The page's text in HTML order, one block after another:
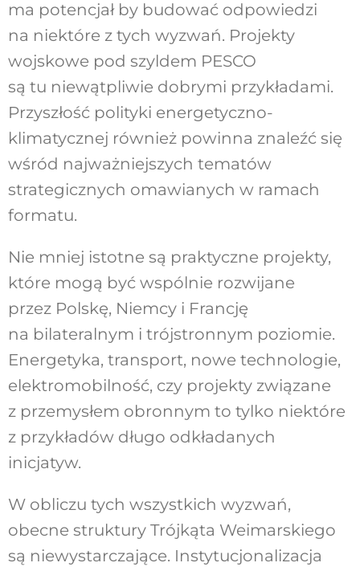
ma potencjał by budować odpowiedzi
na niektóre z tych wyzwań. Projekty
wojskowe pod szyldem PESCO
są tu niewątpliwie dobrymi przykładami.
Przyszłość polityki energetyczno-
klimatycznej również powinna znaleźć się
wśród najważniejszych tematów
strategicznych omawianych w ramach
formatu.
Nie mniej istotne są praktyczne projekty,
które mogą być wspólnie rozwijane
przez Polskę, Niemcy i Francję
na bilateralnym i trójstronnym poziomie.
Energetyka, transport, nowe technologie,
elektromobilność, czy projekty związane
z przemysłem obronnym to tylko niektóre
z przykładów długo odkładanych
inicjatyw.
W obliczu tych wszystkich wyzwań,
obecne struktury Trójkąta Weimarskiego
są niewystarczające. Instytucjonalizacja